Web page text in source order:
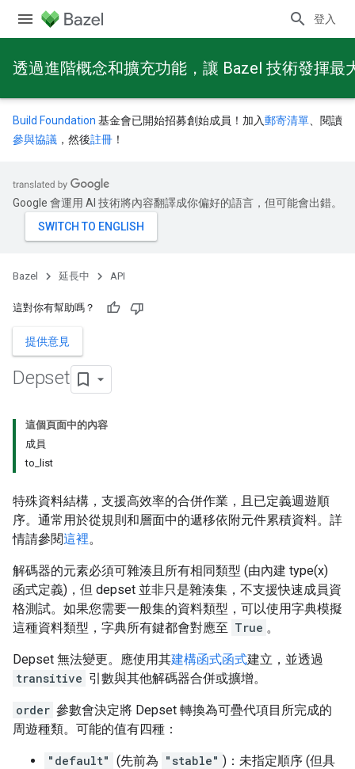
登入
透過進階概念和擴充功能，讓 Bazel 技術發揮最
Build Foundation 基金會已開始招募創始成員！加入郵寄清單 、閱讀
參與協議 ，然後註冊 ！
Google 會運用 AI 技術將內容翻譯成你偏好的語言，但可能會出錯。
Bazel 延長中 API
這對你有幫助嗎？
提供意見
Depset
這個頁面中的內容
成員
to_list
特殊資料結構，支援高效率的合併作業，且已定義週遊順
序。通常用於從規則和層面中的遞移依附元件累積資料。詳
情請參閱這裡。
解碼器的元素必須可雜湊且所有相同類型 (由內建 type(x)
函式定義)，但 depset 並非只是雜湊集，不支援快速成員資
格測試。如果您需要一般集的資料類型，可以使用字典模擬
這種資料類型，字典所有鍵都會對應至 True 。
Depset 無法變更。應使用其建構函式函式建立，並透過
transitive 引數與其他解碼器合併或擴增。
order 參數會決定將 Depset 轉換為可疊代項目所完成的
周遊種類。可能的值有四種：
"default" (先前為 "stable" )：未指定順序 (但具